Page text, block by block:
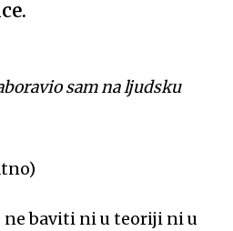
sam na ljudsku
ne baviti ni u teoriji ni u